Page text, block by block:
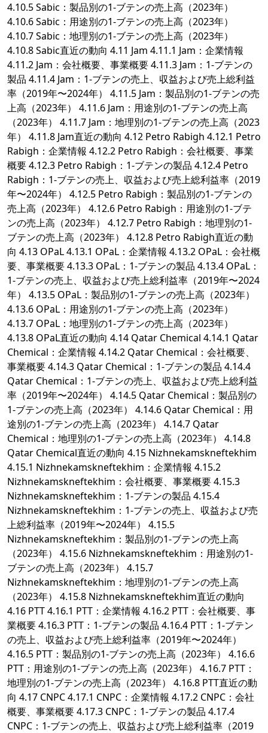
4.10.5 Sabic：製品別の1-ブテンの売上高（2023年）
4.10.6 Sabic：用途別の1-ブテンの売上高（2023年）
4.10.7 Sabic：地理別の1-ブテンの売上高（2023年）
4.10.8 Sabic直近の動向 4.11 Jam 4.11.1 Jam：企業情報
4.11.2 Jam：会社概要、事業概要 4.11.3 Jam：1-ブテンの
製品 4.11.4 Jam：1-ブテンの売上、収益および売上総利益
率（2019年〜2024年） 4.11.5 Jam：製品別の1-ブテンの売
上高（2023年） 4.11.6 Jam：用途別の1-ブテンの売上高
（2023年） 4.11.7 Jam：地理別の1-ブテンの売上高（2023
年） 4.11.8 Jam直近の動向 4.12 Petro Rabigh 4.12.1 Petro
Rabigh：企業情報 4.12.2 Petro Rabigh：会社概要、事業
概要 4.12.3 Petro Rabigh：1-ブテンの製品 4.12.4 Petro
Rabigh：1-ブテンの売上、収益および売上総利益率（2019
年〜2024年） 4.12.5 Petro Rabigh：製品別の1-ブテンの
売上高（2023年） 4.12.6 Petro Rabigh：用途別の1-ブテ
ンの売上高（2023年） 4.12.7 Petro Rabigh：地理別の1-
ブテンの売上高（2023年） 4.12.8 Petro Rabigh直近の動
向 4.13 OPaL 4.13.1 OPaL：企業情報 4.13.2 OPaL：会社概
要、事業概要 4.13.3 OPaL：1-ブテンの製品 4.13.4 OPaL：
1-ブテンの売上、収益および売上総利益率（2019年〜2024
年） 4.13.5 OPaL：製品別の1-ブテンの売上高（2023年）
4.13.6 OPaL：用途別の1-ブテンの売上高（2023年）
4.13.7 OPaL：地理別の1-ブテンの売上高（2023年）
4.13.8 OPaL直近の動向 4.14 Qatar Chemical 4.14.1 Qatar
Chemical：企業情報 4.14.2 Qatar Chemical：会社概要、
事業概要 4.14.3 Qatar Chemical：1-ブテンの製品 4.14.4
Qatar Chemical：1-ブテンの売上、収益および売上総利益
率（2019年〜2024年） 4.14.5 Qatar Chemical：製品別の
1-ブテンの売上高（2023年） 4.14.6 Qatar Chemical：用
途別の1-ブテンの売上高（2023年） 4.14.7 Qatar
Chemical：地理別の1-ブテンの売上高（2023年） 4.14.8
Qatar Chemical直近の動向 4.15 Nizhnekamskneftekhim
4.15.1 Nizhnekamskneftekhim：企業情報 4.15.2
Nizhnekamskneftekhim：会社概要、事業概要 4.15.3
Nizhnekamskneftekhim：1-ブテンの製品 4.15.4
Nizhnekamskneftekhim：1-ブテンの売上、収益および売
上総利益率（2019年〜2024年） 4.15.5
Nizhnekamskneftekhim：製品別の1-ブテンの売上高
（2023年） 4.15.6 Nizhnekamskneftekhim：用途別の1-
ブテンの売上高（2023年） 4.15.7
Nizhnekamskneftekhim：地理別の1-ブテンの売上高
（2023年） 4.15.8 Nizhnekamskneftekhim直近の動向
4.16 PTT 4.16.1 PTT：企業情報 4.16.2 PTT：会社概要、事
業概要 4.16.3 PTT：1-ブテンの製品 4.16.4 PTT：1-ブテン
の売上、収益および売上総利益率（2019年〜2024年）
4.16.5 PTT：製品別の1-ブテンの売上高（2023年） 4.16.6
PTT：用途別の1-ブテンの売上高（2023年） 4.16.7 PTT：
地理別の1-ブテンの売上高（2023年） 4.16.8 PTT直近の動
向 4.17 CNPC 4.17.1 CNPC：企業情報 4.17.2 CNPC：会社
概要、事業概要 4.17.3 CNPC：1-ブテンの製品 4.17.4
CNPC：1-ブテンの売上、収益および売上総利益率（2019